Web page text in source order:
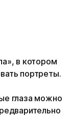
в котором
портреты.
глаза можно